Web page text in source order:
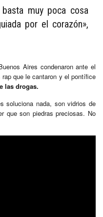
muy poca cosa
por el corazón»,
Aires condenaron ante el
que le cantaron y el pontífice
las drogas.
soluciona nada, son vidrios de
que son piedras preciosas. No